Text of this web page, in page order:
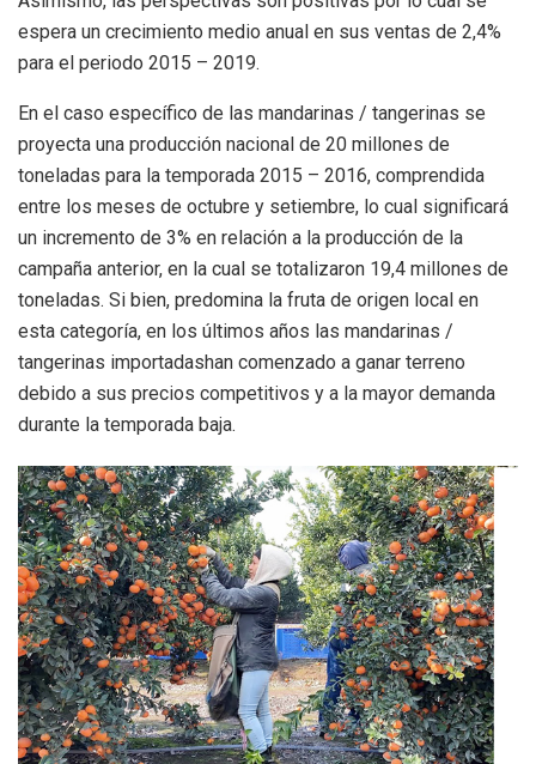
espera un crecimiento medio anual en sus ventas de 2,4%
para el periodo 2015 – 2019.
En el caso específico de las mandarinas / tangerinas se
proyecta una producción nacional de 20 millones de
toneladas para la temporada 2015 – 2016, comprendida
entre los meses de octubre y setiembre, lo cual significará
un incremento de 3% en relación a la producción de la
campaña anterior, en la cual se totalizaron 19,4 millones de
toneladas. Si bien, predomina la fruta de origen local en
esta categoría, en los últimos años las mandarinas /
tangerinas importadashan comenzado a ganar terreno
debido a sus precios competitivos y a la mayor demanda
durante la temporada baja.